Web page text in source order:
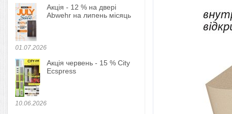
01.07.2026
Акція - 12 % на двері
Abwehr на липень місяць
10.06.2026
Акція червень - 15 % City
Ecspress